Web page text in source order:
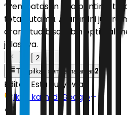
“Pembatasan usia penting,
tetap utama. Aturan ini justru
orang tua bisa lebih optimal
jelasnya.
2
Tampilkan semua halaman2
Editor: Estu Suryowati
Ikuti kami di Google